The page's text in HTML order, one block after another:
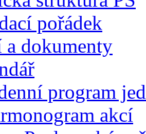
pořádek
a dokumenty
program
akcí